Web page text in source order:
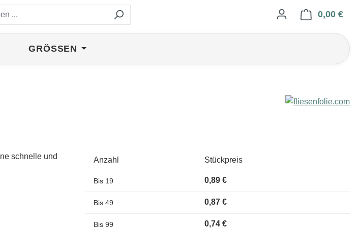
0,00 €
GRÖSSEN
Anzahl Stückpreis
Bis 19 0,89 €
Bis 49 0,87 €
Bis 99 0,74 €